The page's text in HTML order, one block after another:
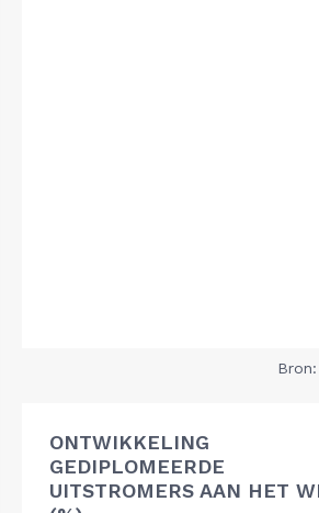
ONTWIKKELING
GEDIPLOMEERDE
UITSTROMERS AAN HET